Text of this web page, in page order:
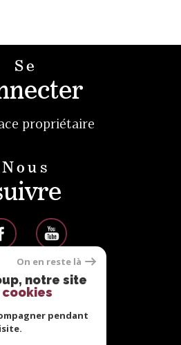
Se
propriétaire
Nous
Nous
On en reste là
notre site
pendant